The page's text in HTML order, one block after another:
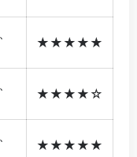
★★★★★
★★★★☆
★★★★★